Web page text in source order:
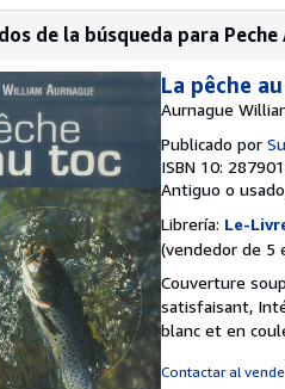
de la búsqueda para
La pêche
Aurnague
Publicado por
ISBN 10:
Antiguo o usado
Librería: Le-
(vendedor de 5
Couverture
satisfaisant,
blanc et en
Contactar al